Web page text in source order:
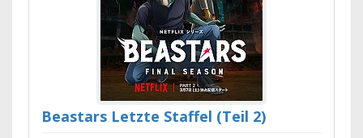
Beastars Letzte Staffel (Teil 2)